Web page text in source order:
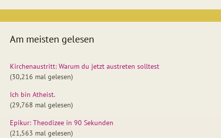
Am meisten gelesen
Kirchenaustritt: Warum du jetzt austreten solltest
(30,216 mal gelesen)
Ich bin Atheist.
(29,768 mal gelesen)
Epikur: Theodizee in 90 Sekunden
(21,563 mal gelesen)